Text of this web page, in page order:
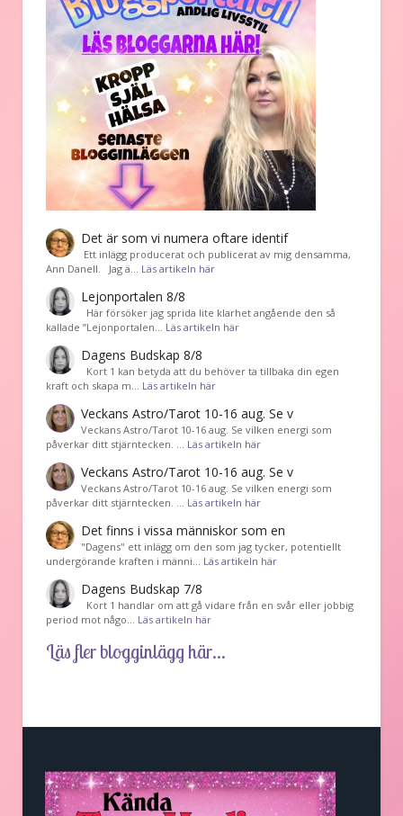
Det är som vi numera oftare identif
͏ Ett inlägg producerat och publicerat av mig densamma,
Ann Danell. Jag ä… Läs artikeln här
Lejonportalen 8/8
Här försöker jag sprida lite klarhet angående den så
kallade ”Lejonportalen… Läs artikeln här
Dagens Budskap 8/8
Kort 1 kan betyda att du behöver ta tillbaka din egen
kraft och skapa m… Läs artikeln här
Veckans Astro/Tarot 10-16 aug. Se v
Veckans Astro/Tarot 10-16 aug. Se vilken energi som
påverkar ditt stjärntecken. … Läs artikeln här
Veckans Astro/Tarot 10-16 aug. Se v
Veckans Astro/Tarot 10-16 aug. Se vilken energi som
påverkar ditt stjärntecken. … Läs artikeln här
Det finns i vissa människor som en
"Dagens" ett inlägg om den som jag tycker, potentiellt
undergörande kraften i männi… Läs artikeln här
Dagens Budskap 7/8
Kort 1 handlar om att gå vidare från en svår eller jobbig
period mot någo… Läs artikeln här
Läs fler blogginlägg här...